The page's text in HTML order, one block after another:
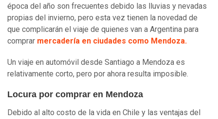
época del año son frecuentes debido las lluvias y nevadas
propias del invierno, pero esta vez tienen la novedad de
que complicarán el viaje de quienes van a Argentina para
comprar mercadería en ciudades como Mendoza.
Un viaje en automóvil desde Santiago a Mendoza es
relativamente corto, pero por ahora resulta imposible.
Locura por comprar en Mendoza
Debido al alto costo de la vida en Chile y las ventajas del